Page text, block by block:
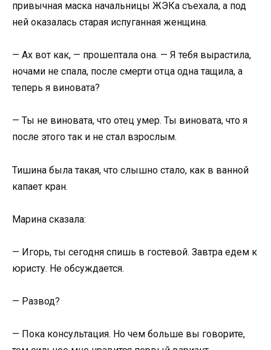
привычная маска начальницы ЖЭКа съехала, а под
ней оказалась старая испуганная женщина.
— Ах вот как, — прошептала она. — Я тебя вырастила,
ночами не спала, после смерти отца одна тащила, а
теперь я виновата?
— Ты не виновата, что отец умер. Ты виновата, что я
после этого так и не стал взрослым.
Тишина была такая, что слышно стало, как в ванной
капает кран.
Марина сказала:
— Игорь, ты сегодня спишь в гостевой. Завтра едем к
юристу. Не обсуждается.
— Развод?
— Пока консультация. Но чем больше вы говорите,